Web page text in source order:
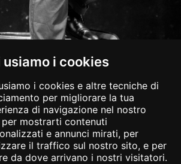
usiamo i cookies
i cookies e altre tecniche di
per migliorare la tua
di navigazione nel nostro
per mostrarti contenuti
e annunci mirati, per
il traffico sul nostro sito, e per
da dove arrivano i nostri visitatori.
2023/2024 - IL SESSO INUTILE con Valeria
- fotografie di @Fabio Rizzini